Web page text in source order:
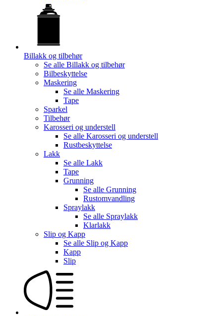
Billakk og tilbehør
Se alle Billakk og tilbehør
Bilbeskyttelse
Maskering
Se alle Maskering
Tape
Sparkel
Tilbehør
Karosseri og understell
Se alle Karosseri og understell
Rustbeskyttelse
Lakk
Se alle Lakk
Tape
Grunning
Se alle Grunning
Rustomvandling
Spraylakk
Se alle Spraylakk
Klarlakk
Slip og Kapp
Se alle Slip og Kapp
Kapp
Slip